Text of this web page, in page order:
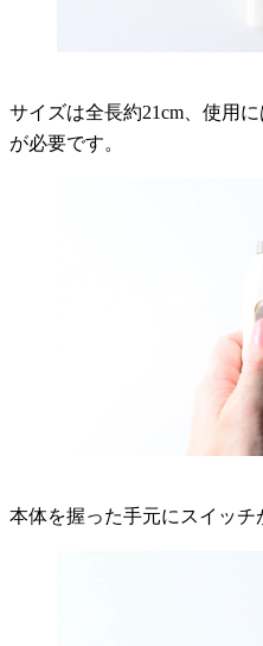
サイズは全長約21cm、使用
が必要です。
本体を握った手元にスイッチ